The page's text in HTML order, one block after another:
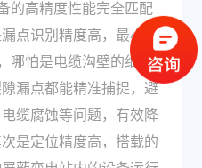
的高精度性能完全匹配
点识别精度高，最小可
哪怕是电缆沟壁的细微
漏点都能精准捕捉，避
缆腐蚀等问题，有效降
是定位精度高，搭载的